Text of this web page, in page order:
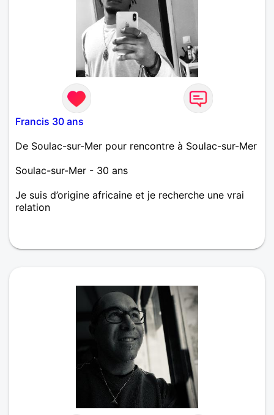
Francis 30 ans
De Soulac-sur-Mer pour rencontre à Soulac-sur-Mer
Soulac-sur-Mer - 30 ans
Je suis d’origine africaine et je recherche une vrai
relation